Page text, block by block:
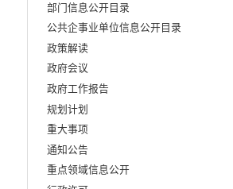
部门信息公开目录
公共企事业单位信息公开目录
政策解读
政府会议
政府工作报告
规划计划
重大事项
通知公告
重点领域信息公开